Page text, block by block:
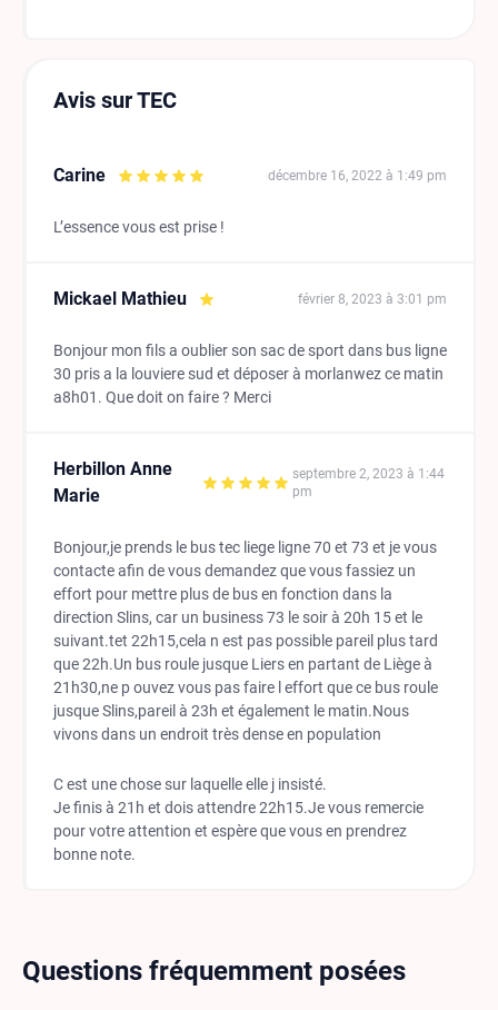
Avis sur TEC
Carine décembre 16, 2022 à 1:49 pm
L’essence vous est prise !
Mickael Mathieu février 8, 2023 à 3:01 pm
Bonjour mon fils a oublier son sac de sport dans bus ligne
30 pris a la louviere sud et déposer à morlanwez ce matin
a8h01. Que doit on faire ? Merci
Herbillon Anne
Marie
septembre 2, 2023 à 1:44
pm
Bonjour,je prends le bus tec liege ligne 70 et 73 et je vous
contacte afin de vous demandez que vous fassiez un
effort pour mettre plus de bus en fonction dans la
direction Slins, car un business 73 le soir à 20h 15 et le
suivant.tet 22h15,cela n est pas possible pareil plus tard
que 22h.Un bus roule jusque Liers en partant de Liège à
21h30,ne p ouvez vous pas faire l effort que ce bus roule
jusque Slins,pareil à 23h et également le matin.Nous
vivons dans un endroit très dense en population
C est une chose sur laquelle elle j insisté.
Je finis à 21h et dois attendre 22h15.Je vous remercie
pour votre attention et espère que vous en prendrez
bonne note.
Questions fréquemment posées